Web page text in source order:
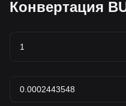
Конвертация